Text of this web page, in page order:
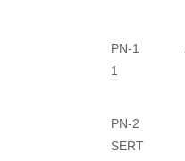
PN-1 Aziz
1
PN-2
SERT